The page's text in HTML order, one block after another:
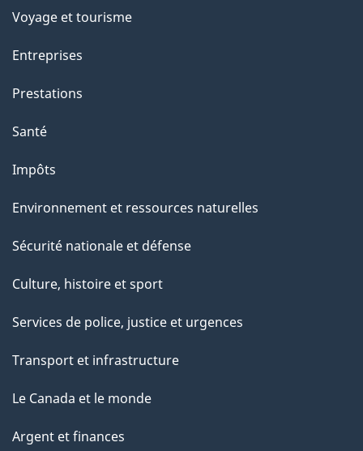
e
t
e
p
g
e
Voyage et tourisme
Entreprises
Prestations
Santé
Impôts
Environnement et ressources naturelles
Sécurité nationale et défense
Culture, histoire et sport
Services de police, justice et urgences
Transport et infrastructure
Le Canada et le monde
Argent et finances